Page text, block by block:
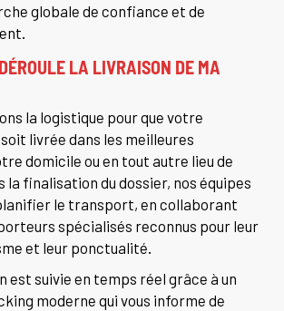
globale de confiance et de
LA LIVRAISON DE MA
la logistique pour que votre
livrée dans les meilleures
domicile ou en tout autre lieu de
la finalisation du dossier, nos équipes
le transport, en collaborant
spécialisés reconnus pour leur
et leur ponctualité.
est suivie en temps réel grâce à un
moderne qui vous informe de